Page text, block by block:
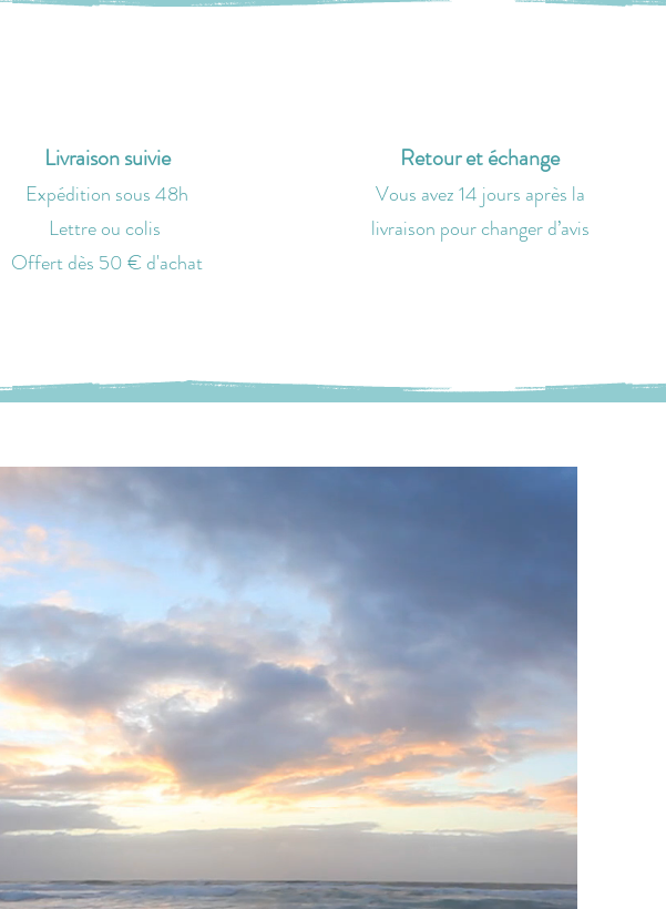
Livraison suivie
Expédition sous 48h
Lettre ou colis
Offert dès 50 € d'achat
Retour et échange
Vous avez 14 jours après la
livraison pour changer d’avis